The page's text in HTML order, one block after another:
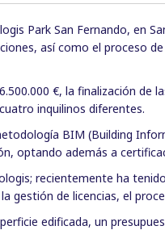
Park San Fernando, en
así como el proceso
€, la finalización
inquilinos diferentes.
BIM (Building
optando además a
recientemente ha
gestión de licencias, el
edificada, un